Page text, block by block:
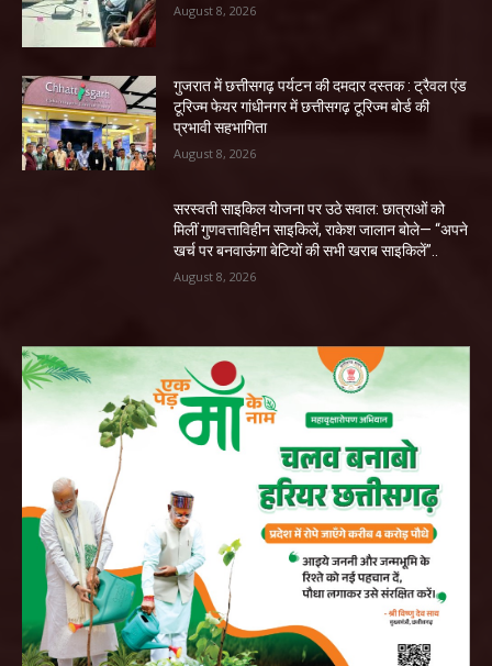
August 8, 2026
गुजरात में छत्तीसगढ़ पर्यटन की दमदार दस्तक : ट्रैवल एंड
टूरिज्म फेयर गांधीनगर में छत्तीसगढ़ टूरिज्म बोर्ड की
प्रभावी सहभागिता
August 8, 2026
सरस्वती साइकिल योजना पर उठे सवाल: छात्राओं को
मिलीं गुणवत्ताविहीन साइकिलें, राकेश जालान बोले— “अपने
खर्च पर बनवाऊंगा बेटियों की सभी खराब साइकिलें”..
August 8, 2026